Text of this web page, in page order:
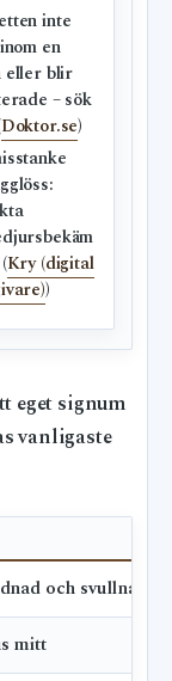
inte
en
eller blir
– sök
Doktor.se)
Kry (digital
)
eget signum
vanligaste
och svullnad
mitt